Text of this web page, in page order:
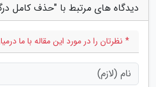
دیدگاه های مرتبط با "حذف کامل
* نظرتان را در مورد این مقاله با ما